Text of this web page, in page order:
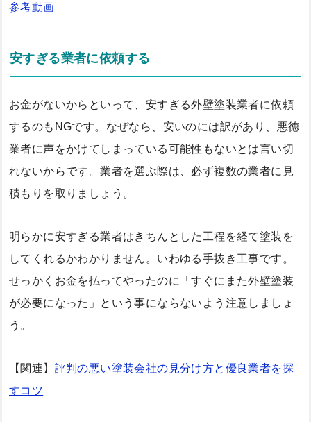
参考動画
安すぎる業者に依頼する
お金がないからといって、安すぎる外壁塗装業者に依頼
するのもNGです。なぜなら、安いのには訳があり、悪徳
業者に声をかけてしまっている可能性もないとは言い切
れないからです。業者を選ぶ際は、必ず複数の業者に見
積もりを取りましょう。
明らかに安すぎる業者はきちんとした工程を経て塗装を
してくれるかわかりません。いわゆる手抜き工事です。
せっかくお金を払ってやったのに「すぐにまた外壁塗装
が必要になった」という事にならないよう注意しましょ
う。
【関連】 評判の悪い塗装会社の見分け方と優良業者を探
すコツ